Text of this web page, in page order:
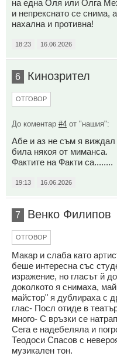
на една Оля или Олга
и непрекснато се снима,
нахална и противна!
18:23 16.06.2026
6 Кинозрител
ОТГОВОР
До коментар #4 от "нашия":
Абе и аз не съм я
била някоя от миманса.
Фактите на Факти са........
19:13 16.06.2026
7 Венко Филипов
ОТГОВОР
Макар и слаба като
беше интересна със
изражение, но гласът й
доколкото я снимаха,
майстор" я дублираха с
глас- Посл отиде в
много- С връзки се
Сега е надебеляла и
Теодоси Спасов с
музикален тон.